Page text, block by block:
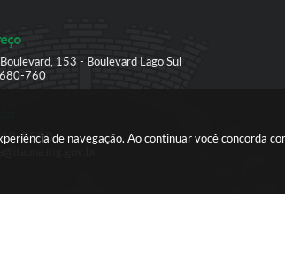
de navegação. Ao continuar você concorda
153 - Boulevard Lago Sul
760
9500